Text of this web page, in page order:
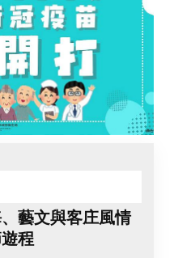
藝文與客庄風情
程